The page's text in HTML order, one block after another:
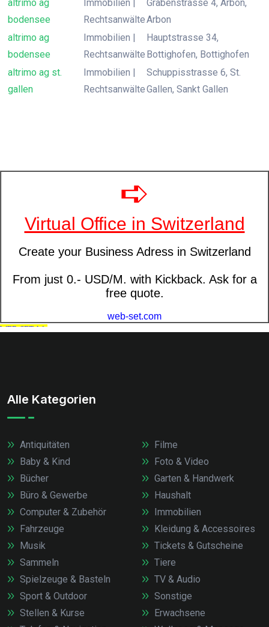
altrimo ag
bodensee
Immobilien |
Rechtsanwälte
Grabenstrasse 4, Arbon,
Arbon
altrimo ag
bodensee
Immobilien |
Rechtsanwälte
Hauptstrasse 34,
Bottighofen, Bottighofen
altrimo ag st.
gallen
Immobilien |
Rechtsanwälte
Schuppisstrasse 6, St.
Gallen, Sankt Gallen
Alle Kategorien
Antiquitäten
Baby & Kind
Bücher
Büro & Gewerbe
Computer & Zubehör
Fahrzeuge
Filme
Foto & Video
Garten & Handwerk
Haushalt
Immobilien
Kleidung & Accessoires
Musik
Sammeln
Spielzeuge & Basteln
Sport & Outdoor
Stellen & Kurse
Tickets & Gutscheine
Tiere
TV & Audio
Sonstige
Erwachsene